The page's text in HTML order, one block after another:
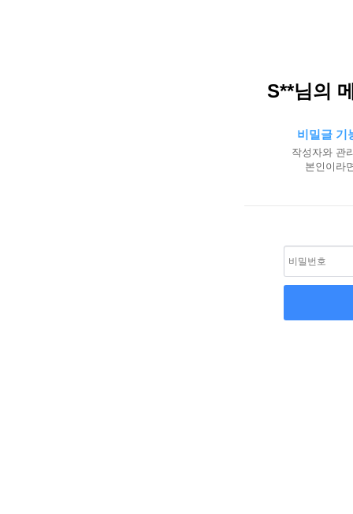
S**님의
비밀글 기
작성자와 관
본인이라